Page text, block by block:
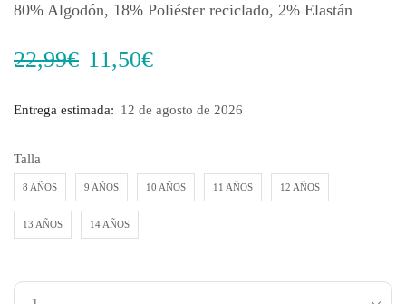
80% Algodón, 18% Poliéster reciclado, 2% Elastán
22,99€ 11,50€
Entrega estimada: 12 de agosto de 2026
Talla
8 AÑOS 9 AÑOS 10 AÑOS 11 AÑOS 12 AÑOS
13 AÑOS 14 AÑOS